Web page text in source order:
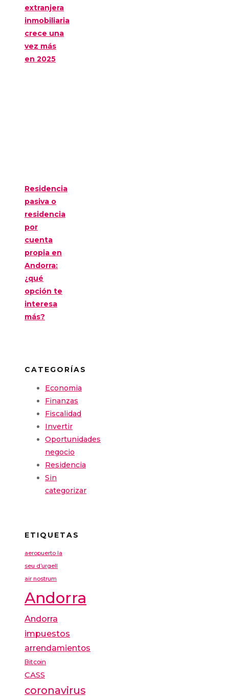
extranjera
inmobiliaria
crece una
vez más
en 2025
Residencia
pasiva o
residencia
por
cuenta
propia en
Andorra:
¿qué
opción te
interesa
más?
CATEGORÍAS
Economia
Finanzas
Fiscalidad
Invertir
Oportunidades
negocio
Residencia
Sin
categorizar
ETIQUETAS
aeropuerto la
seu d’urgell
air nostrum
Andorra
Andorra
impuestos
arrendamientos
Bitcoin
CASS
coronavirus